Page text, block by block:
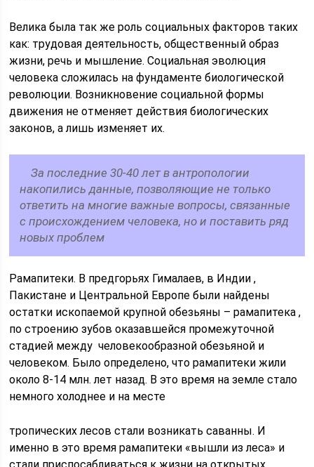
Велика была так же роль социальных факторов таких
как: трудовая деятельность, общественный образ
жизни, речь и мышление. Социальная эволюция
человека сложилась на фундаменте биологической
революции. Возникновение социальной формы
движения не отменяет действия биологических
законов, а лишь изменяет их.
За последние 30-40 лет в антропологии
накопились данные, позволяющие не только
ответить на многие важные вопросы, связанные
с происхождением человека, но и поставить ряд
новых проблем
Рамапитеки. В предгорьях Гималаев, в Индии ,
Пакистане и Центральной Европе были найдены
остатки ископаемой крупной обезьяны – рамапитека ,
по строению зубов оказавшейся промежуточной
стадией между человекообразной обезьяной и
человеком. Было определено, что рамапитеки жили
около 8-14 млн. лет назад. В это время на земле стало
немного холоднее и на месте
тропических лесов стали возникать саванны. И
именно в это время рамапитеки «вышли из леса» и